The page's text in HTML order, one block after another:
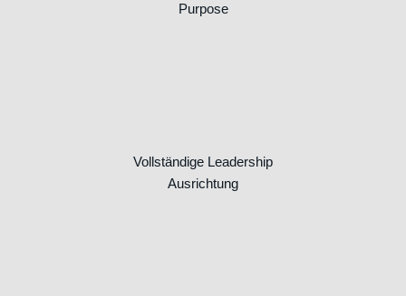
Purpose
Vollständige Leadership
Ausrichtung